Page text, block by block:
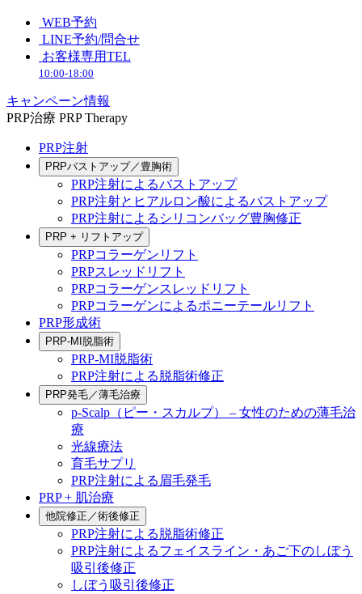
WEB予約
LINE予約/問合せ
お客様専用TEL
10:00-18:00
キャンペーン情報
PRP治療 PRP Therapy
PRP注射
PRPバストアップ／豊胸術
PRP注射によるバストアップ
PRP注射とヒアルロン酸によるバストアップ
PRP注射によるシリコンバッグ豊胸修正
PRP + リフトアップ
PRPコラーゲンリフト
PRPスレッドリフト
PRPコラーゲンスレッドリフト
PRPコラーゲンによるポニーテールリフト
PRP形成術
PRP-MI脱脂術
PRP-MI脱脂術
PRP注射による脱脂術修正
PRP発毛／薄毛治療
p-Scalp（ピー・スカルプ） – 女性のための薄毛治
療
光線療法
育毛サプリ
PRP注射による眉毛発毛
PRP + 肌治療
他院修正／術後修正
PRP注射による脱脂術修正
PRP注射によるフェイスライン・あご下のしぼう
吸引後修正
しぼう吸引後修正